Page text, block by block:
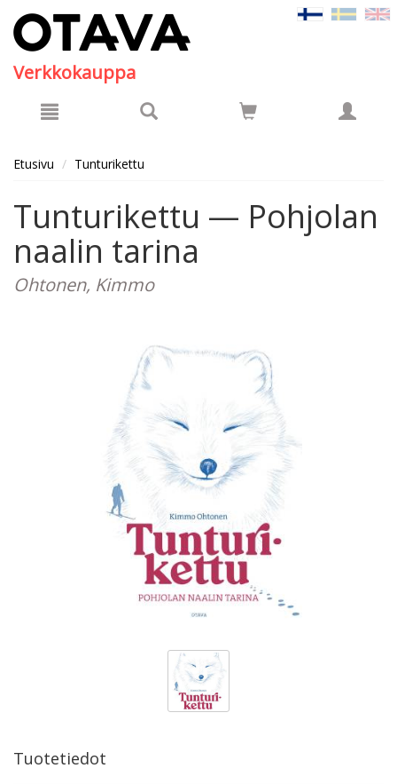
Verkkokauppa
Etusivu Tunturikettu
Tunturikettu — Pohjolan
naalin tarina
Ohtonen, Kimmo
Tuotetiedot